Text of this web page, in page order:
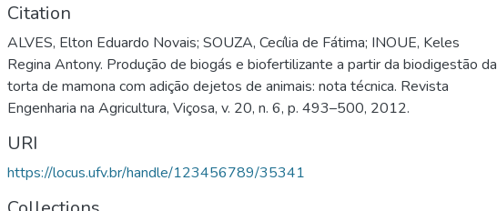
Citation
ALVES, Elton Eduardo Novais; SOUZA, Cecília de Fátima; INOUE, Keles
Regina Antony. Produção de biogás e biofertilizante a partir da biodigestão da
torta de mamona com adição dejetos de animais: nota técnica. Revista
Engenharia na Agricultura, Viçosa, v. 20, n. 6, p. 493–500, 2012.
URI
https://locus.ufv.br/handle/123456789/35341